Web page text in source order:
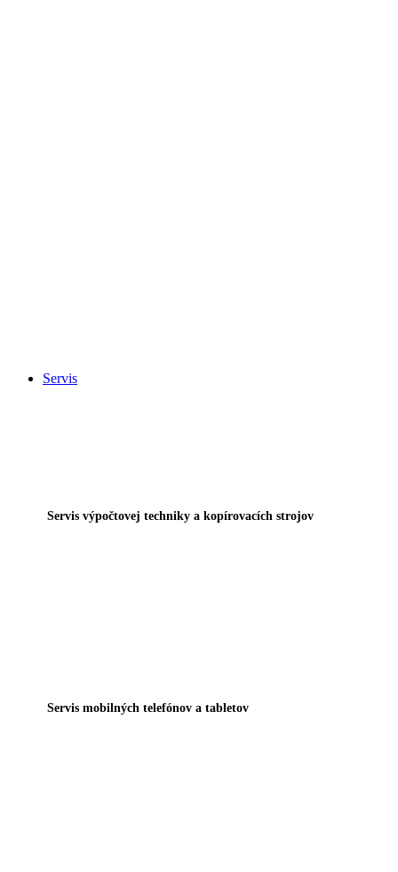
Servis
Servis výpočtovej techniky a kopírovacích strojov
Servis mobilných telefónov a tabletov